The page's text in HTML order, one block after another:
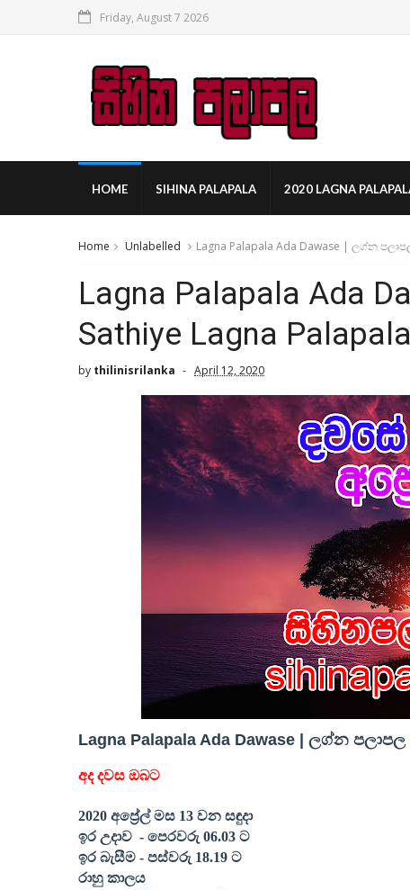
Friday, August 7 2026
HOME SIHINA PALAPALA 2020 LAGNA
Home Unlabelled Lagna Palapala Ada Dawase | ලග්න
Lagna Palapala Ada
Sathiye Lagna
by thilinisrilanka April 12, 2020
Lagna Palapala Ada Dawase | ලග්න පලාපල
අද දවස ඔබට
2020 අප්‍රේල් මස 13 වන සඳුදා
ඉර උදාව - පෙරවරු 06.03 ට
ඉර බැසීම - පස්වරු 18.19 ට
රාහු කාලය